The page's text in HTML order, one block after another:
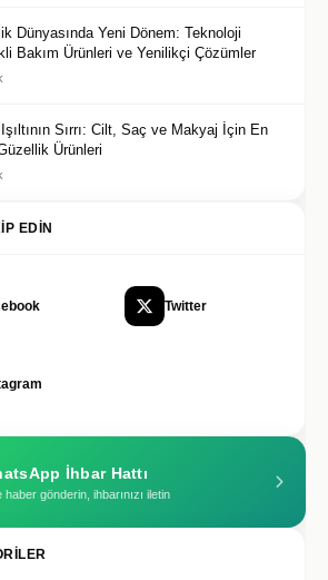
Dünyasında Yeni Dönem: Teknoloji
Bakım Ürünleri ve Yenilikçi Çözümler
Sırrı: Cilt, Saç ve Makyaj İçin En
Ürünleri
EDIN
Twitter
İhbar Hattı
haber gönderin, ihbarınızı iletin